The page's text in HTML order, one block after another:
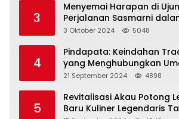
3
Menyemai Harapan di
Perjalanan Sasmarni
Hati dan Jiwa
3 Oktober 2024 5048
4
Pindapata: Keindahan
yang Menghubungkan
Spiritualitas dan
21 September 2024 4898
5
Revitalisasi Akau Potong
Baru Kuliner Legendaris